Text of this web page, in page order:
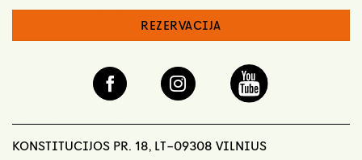
REZERVACIJA
KONSTITUCIJOS PR. 18, LT-09308 VILNIUS